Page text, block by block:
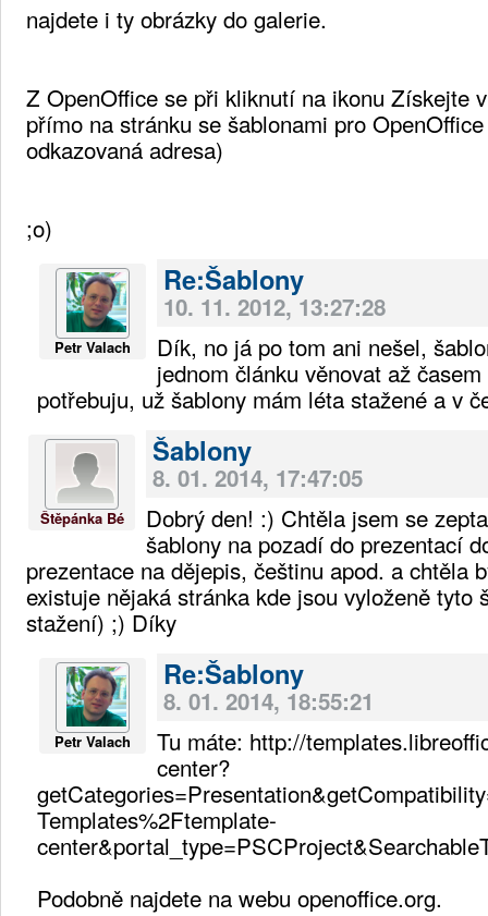
najdete i ty obrázky do galerie.
Z OpenOffice se při kliknutí na ikonu Získejte
přímo na stránku se šablonami pro
odkazovaná adresa)
;o)
Petr Valach
Re:Šablony
10. 11. 2012, 13:27:28
Dík, no já po tom ani nešel,
jednom článku věnovat až
potřebuju, už šablony mám léta stažené a v
Štěpánka Bé
Šablony
8. 01. 2014, 17:47:05
Dobrý den! :) Chtěla jsem se
šablony na pozadí do prezentací
prezentace na dějepis, češtinu apod. a chtěla
existuje nějaká stránka kde jsou vyloženě tyto
stažení) ;) Díky
Petr Valach
Re:Šablony
8. 01. 2014, 18:55:21
Tu máte: http://
center?
Templates%2Ftemplate-
Podobně najdete na webu openoffice.org.